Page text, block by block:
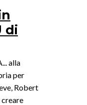
di
alla
per
Robert
creare